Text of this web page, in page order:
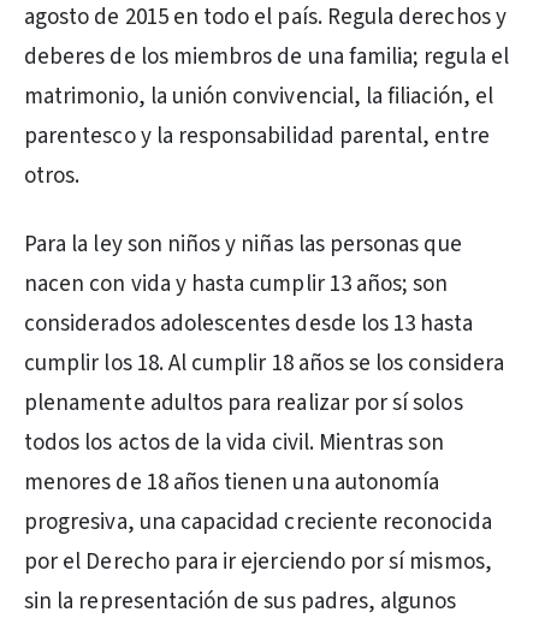
agosto de 2015 en todo el país. Regula derechos y
deberes de los miembros de una familia; regula el
matrimonio, la unión convivencial, la filiación, el
parentesco y la responsabilidad parental, entre
otros.
Para la ley son niños y niñas las personas que
nacen con vida y hasta cumplir 13 años; son
considerados adolescentes desde los 13 hasta
cumplir los 18. Al cumplir 18 años se los considera
plenamente adultos para realizar por sí solos
todos los actos de la vida civil. Mientras son
menores de 18 años tienen una autonomía
progresiva, una capacidad creciente reconocida
por el Derecho para ir ejerciendo por sí mismos,
sin la representación de sus padres, algunos